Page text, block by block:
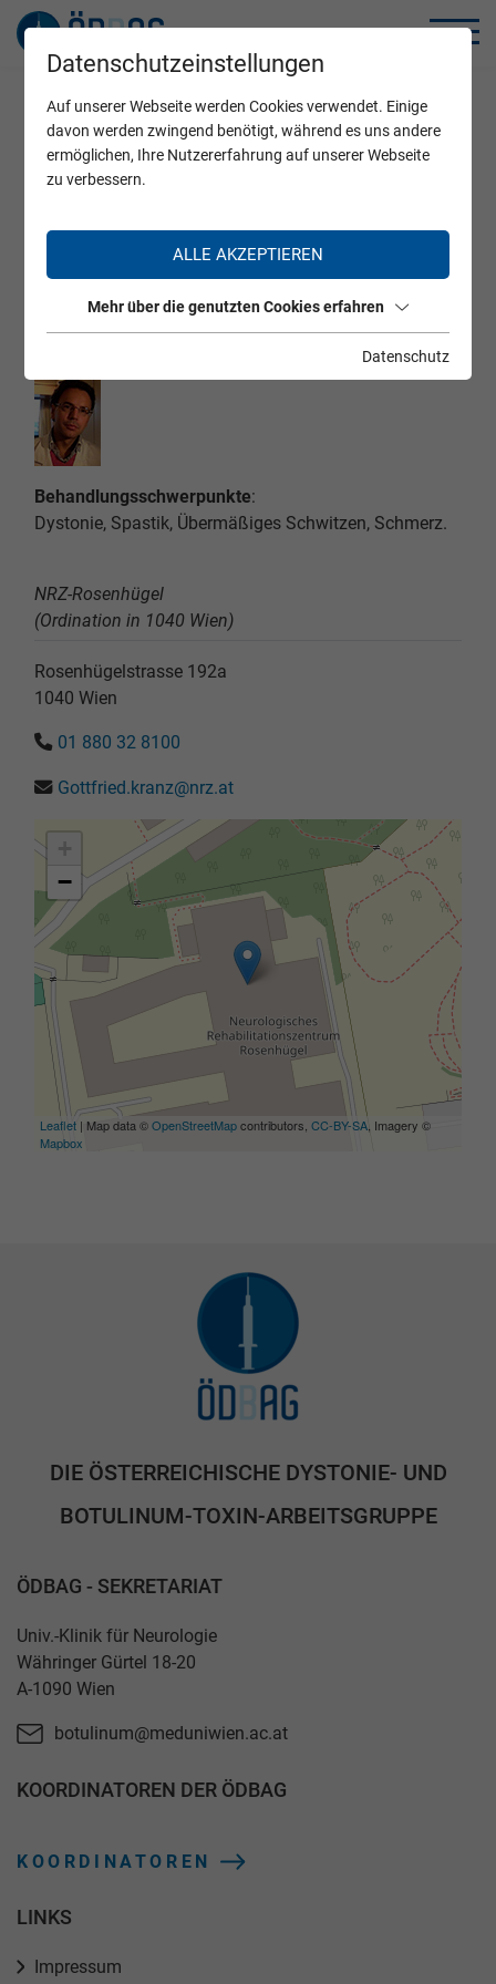
Home Zertifizierte Ärzte
Ä.Dir. Prim. Prof. Dr. Gottfried
Behandlungsschwerpunkte:
Dystonie, Spastik, Übermäßiges Schwitzen, Schmerz.
NRZ-Rosenhügel
(Ordination in 1040 Wien)
Rosenhügelstrasse 192a
1040 Wien
01 880 32 8100
Gottfried.kranz@nrz.at
−
Leaflet | Map data ©OpenStreetMapcontributors,CC-BY-SA , Imagery ©
Mapbox
DIE ÖSTERREICHISCHE DYSTONIE- UND
BOTULINUM-TOXIN-ARBEITSGRUPPE
ÖDBAG - SEKRETARIAT
Univ.-Klinik für Neurologie
Währinger Gürtel 18-20
A-1090 Wien
botulinum@meduniwien.ac.at
KOORDINATOREN DER ÖDBAG
KOORDINATOREN
LINKS
Impressum
Datenschutzeinstellungen
Auf unserer Webseite werden Cookies verwendet. Einige
davon werden zwingend benötigt, während es uns andere
ermöglichen, Ihre Nutzererfahrung auf unserer Webseite
zu verbessern.
ALLE AKZEPTIEREN
Mehr über die genutzten Cookies erfahren
Datenschutz